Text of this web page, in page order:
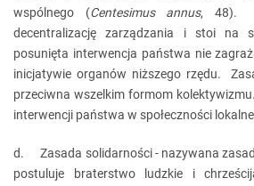
wspólnego (Centesimus annus, 48).
decentralizację zarządzania i stoi na
posunięta interwencja państwa nie
inicjatywie organów niższego rzędu.
przeciwna wszelkim formom
interwencji państwa w społeczności
d. Zasada solidarności - nazywana
postuluje braterstwo ludzkie i